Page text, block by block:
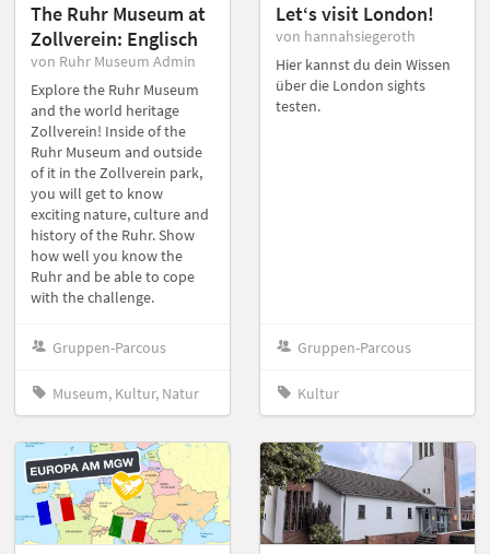
The Ruhr Museum at
Zollverein: Englisch
von Ruhr Museum Admin
Explore the Ruhr Museum
and the world heritage
Zollverein! Inside of the
Ruhr Museum and outside
of it in the Zollverein park,
you will get to know
exciting nature, culture and
history of the Ruhr. Show
how well you know the
Ruhr and be able to cope
with the challenge.
Gruppen-Parcous
Museum, Kultur, Natur
Let‘s visit London!
von hannahsiegeroth
Hier kannst du dein Wissen
über die London sights
testen.
Gruppen-Parcous
Kultur